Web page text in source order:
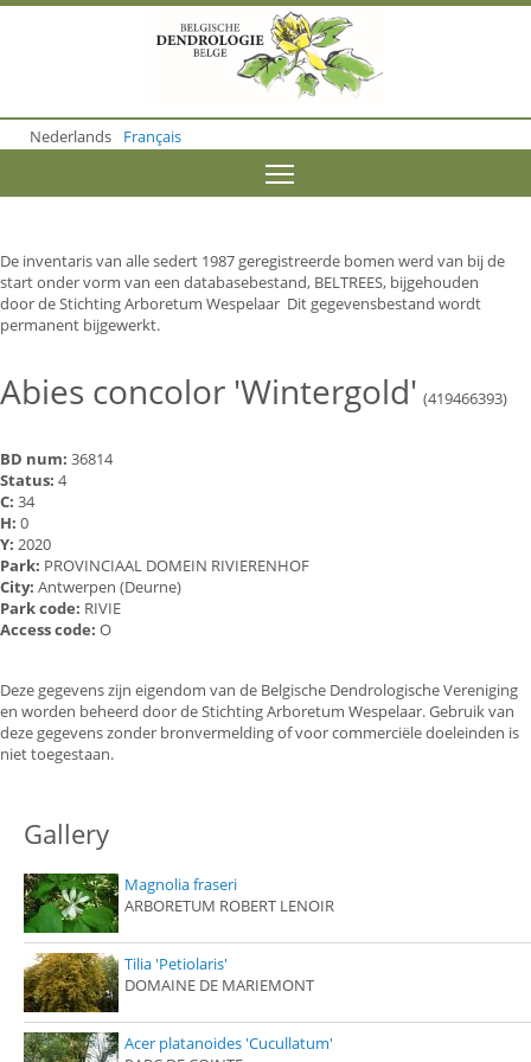
o
m
o
n
t
e
n
Nederlands Français
De inventaris van alle sedert 1987 geregistreerde bomen werd van bij de
start onder vorm van een databasebestand, BELTREES, bijgehouden
door de Stichting Arboretum Wespelaar Dit gegevensbestand wordt
permanent bijgewerkt.
Abies concolor 'Wintergold' (419466393)
BD num: 36814
Status: 4
C: 34
H: 0
Y: 2020
Park: PROVINCIAAL DOMEIN RIVIERENHOF
City: Antwerpen (Deurne)
Park code: RIVIE
Access code: O
Deze gegevens zijn eigendom van de Belgische Dendrologische Vereniging
en worden beheerd door de Stichting Arboretum Wespelaar. Gebruik van
deze gegevens zonder bronvermelding of voor commerciële doeleinden is
niet toegestaan.
Gallery
Magnolia fraseri
ARBORETUM ROBERT LENOIR
Tilia 'Petiolaris'
DOMAINE DE MARIEMONT
Acer platanoides 'Cucullatum'